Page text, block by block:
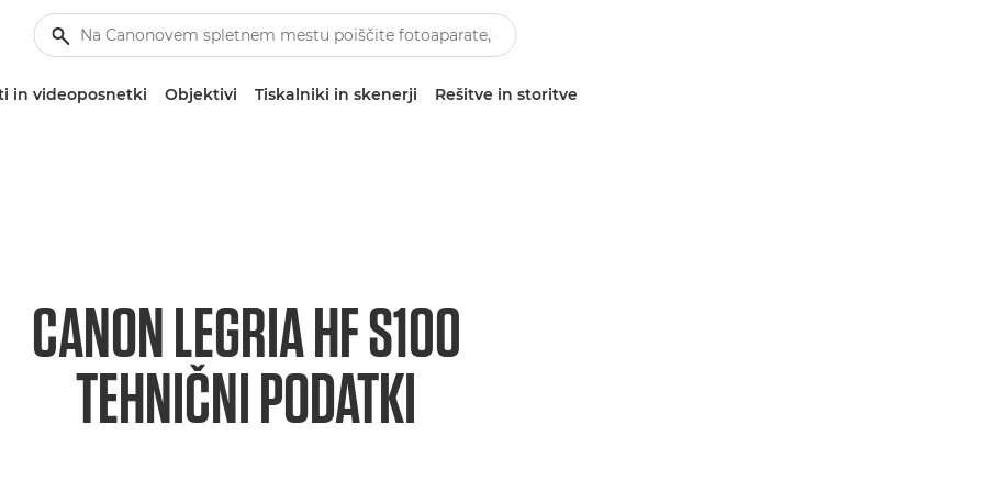
in videoposnetki Objektivi Tiskalniki in skenerji Rešitve in storitve
CANON LEGRIA HF S100
TEHNIČNI PODATKI